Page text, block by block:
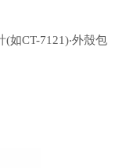
如CT-7121)‧外殼包